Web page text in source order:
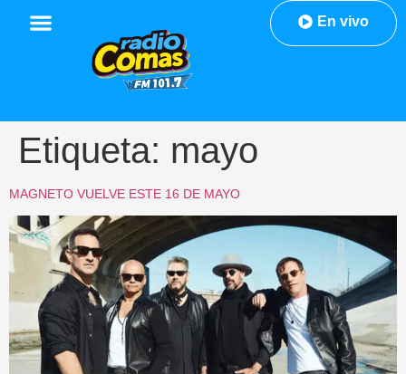
En vivo
Etiqueta: mayo
MAGNETO VUELVE ESTE 16 DE MAYO